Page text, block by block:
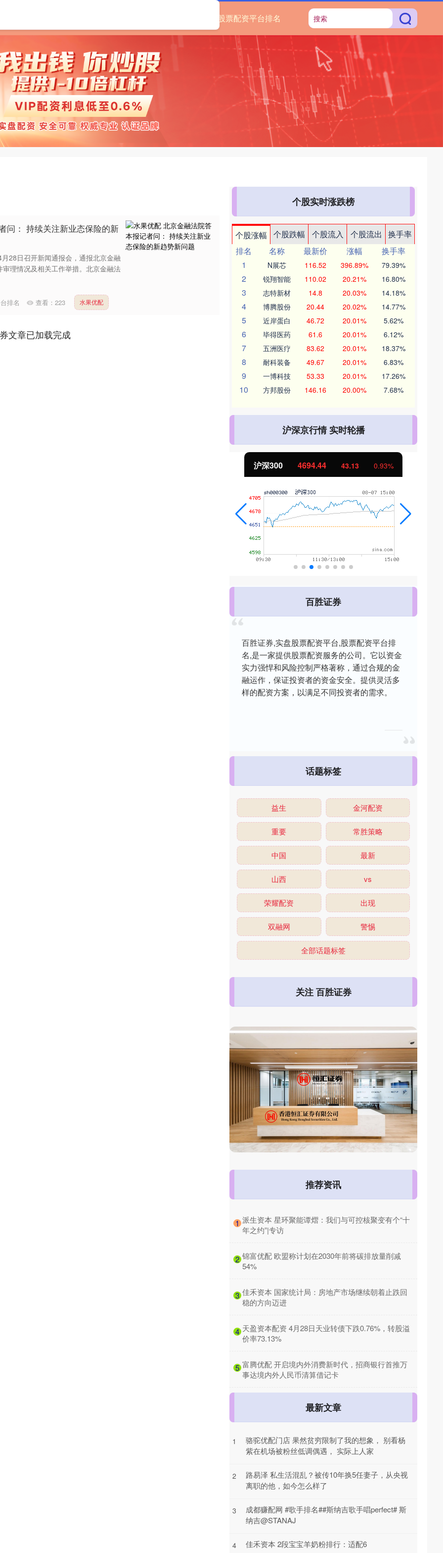
股票配资平台排名
问： 持续关注新业态保险的新
28日召开新闻通报会，通报北京金融
理情况及相关工作举措。北京金融法
排名 查看： 223 水果优配
文章已加载完成
个股实时涨跌榜
个股涨幅 个股跌幅 个股流入 个股流出
换手率
排名
名称 最新价 涨幅
换手率
1
N展芯 116.52 396.89% 79.39%
2 锐翔智能 110.02 20.21% 16.80%
3 志特新材 14.8 20.03% 14.18%
4 博腾股份 20.44 20.02% 14.77%
5 近岸蛋白 46.72 20.01% 5.62%
6 毕得医药 61.6 20.01% 6.12%
7 五洲医疗 83.62 20.01% 18.37%
8 耐科装备 49.67 20.01% 6.83%
9 一博科技 53.33 20.01% 17.26%
10 方邦股份 146.16 20.00% 7.68%
沪深京行情 实时轮播
北证50 1134.24 11.37 1.01%
百胜证券
百胜证券,实盘股票配资平台,股票配资平台排
名,是一家提供股票配资服务的公司。它以资金
实力强悍和风险控制严格著称，通过合规的金
融运作，保证投资者的资金安全。提供灵活多
样的配资方案，以满足不同投资者的需求。
话题标签
益生 金河配资
重要 常胜策略
中国 最新
山西 vs
荣耀配资 出现
双融网 警惕
全部话题标签
关注 百胜证券
推荐资讯
1 ​派生资本 星环聚能谭熠：我们与可控核聚变有个“十
年之约”|专访
2 ​锦富优配 欧盟称计划在2030年前将碳排放量削减
54%
3 ​佳禾资本 国家统计局：房地产市场继续朝着止跌回
稳的方向迈进
4 ​天盈资本配资 4月28日天业转债下跌0.76%，转股溢
价率73.13%
5 ​富腾优配 开启境内外消费新时代，招商银行首推万
事达境内外人民币清算借记卡
最新文章
1
骆驼优配门店 果然贫穷限制了我的想象， 别看杨
紫在机场被粉丝低调偶遇， 实际上人家
2
路易泽 私生活混乱？被传10年换5任妻子，从央视
离职的他，如今怎么样了
3
成都赚配网 #歌手排名##斯纳吉歌手唱perfect# 斯
纳吉@STANAJ
4 佳禾资本 2段宝宝羊奶粉排行：适配6